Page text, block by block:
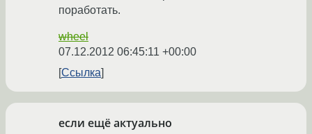
поработать.
wheel
07.12.2012 06:45:11 +00:00
Ссылка
если ещё актуально